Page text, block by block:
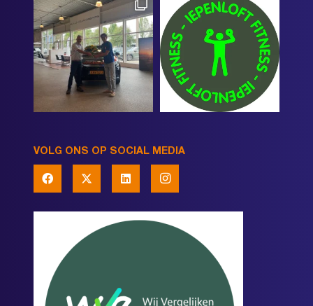
VOLG ONS OP SOCIAL MEDIA